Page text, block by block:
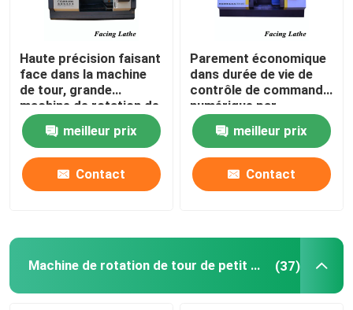
Foreuse de fraisage de commande numérique par
Fraiseuse de portique
Haute précision faisant
face dans la machine
de tour, grande
machine de rotation de
tour de commande
numérique par
ordinateur
meilleur prix
Contact
Parement économique
dans durée de vie de
contrôle de commande
numérique par
ordinateur de Siemens
828D de machine de
tour la longue
meilleur prix
Contact
Machine de rotation de tour de petit pain (37)